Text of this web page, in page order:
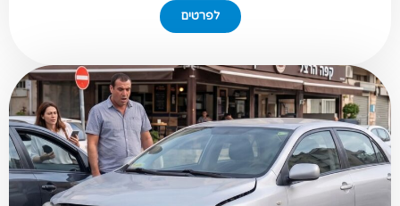
לפרטים